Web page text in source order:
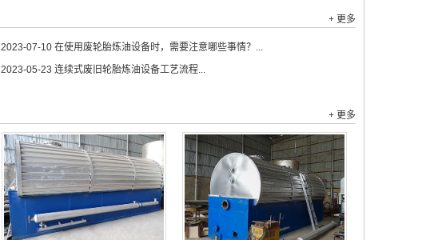
+ 更多
2023-07-10 在使用废轮胎炼油设备时，需要注意哪些事情？...
2023-05-23 连续式废旧轮胎炼油设备工艺流程...
+ 更多